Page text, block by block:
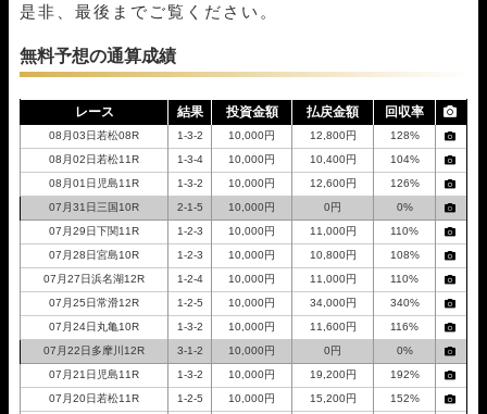
是非、最後までご覧ください。
無料予想の通算成績
レース 結果 投資金額 払戻金額 回収率
08月03日若松08R 1-3-2 10,000円 12,800円
128%
08月02日若松11R
1-3-4 10,000円 10,400円
104%
08月01日児島11R
1-3-2 10,000円 12,600円
126%
07月31日三国10R
2-1-5 10,000円 0円
0%
07月29日下関11R
1-2-3 10,000円 11,000円
110%
07月28日宮島10R
1-2-3 10,000円 10,800円
108%
07月27日浜名湖12R
1-2-4 10,000円 11,000円
110%
07月25日常滑12R
1-2-5 10,000円 34,000円
340%
07月24日丸亀10R
1-3-2 10,000円 11,600円
116%
07月22日多摩川12R
3-1-2 10,000円 0円
0%
07月21日児島11R
1-3-2 10,000円 19,200円
192%
07月20日若松11R
1-2-5 10,000円 15,200円
152%